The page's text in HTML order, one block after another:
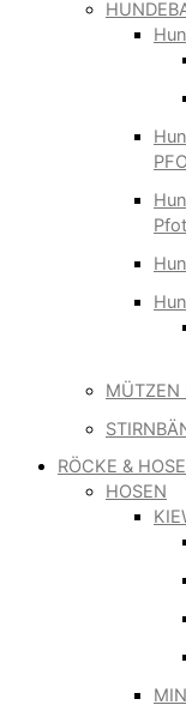
MÜTZEN
RÖCKE &
HOSEN